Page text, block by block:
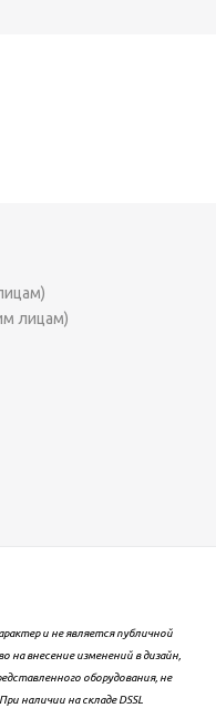
лицам)
и не является публичной
на внесение изменений в дизайн,
оборудования, не
наличии на складе DSSL